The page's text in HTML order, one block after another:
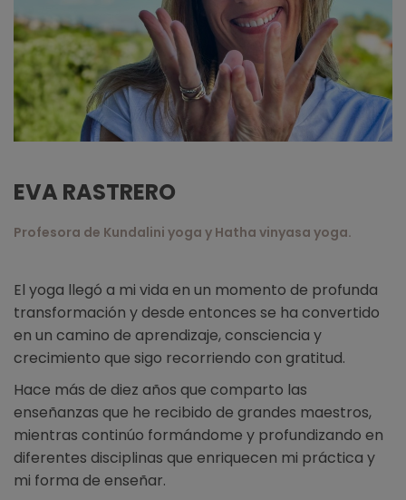
EVA RASTRERO
Profesora de Kundalini yoga y Hatha vinyasa yoga.
El yoga llegó a mi vida en un momento de profunda
transformación y desde entonces se ha convertido
en un camino de aprendizaje, consciencia y
crecimiento que sigo recorriendo con gratitud.
Hace más de diez años que comparto las
enseñanzas que he recibido de grandes maestros,
mientras continúo formándome y profundizando en
diferentes disciplinas que enriquecen mi práctica y
mi forma de enseñar.